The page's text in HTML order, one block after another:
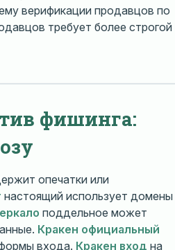
верификации продавцов по
требует более строгой
фишинга:
опечатки или
настоящий использует домены
поддельное может
Кракен официальный
входа. Кракен вход на